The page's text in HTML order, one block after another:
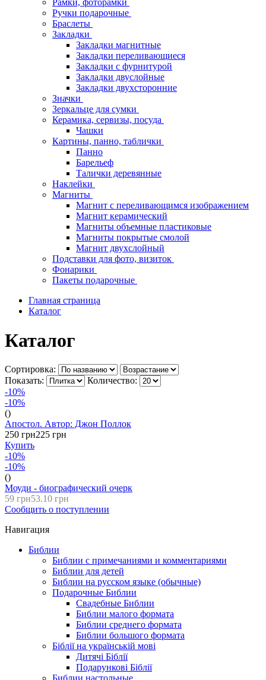
Рамки, фоторамки
Ручки подарочные
Браслеты
Закладки
Закладки магнитные
Закладки переливающиеся
Закладки с фурнитурой
Закладки двуслойные
Закладки двухсторонние
Значки
Зеркальце для сумки
Керамика, сервизы, посуда
Чашки
Картины, панно, таблички
Панно
Барельеф
Талички деревянные
Наклейки
Магниты
Магнит с переливающимся изображением
Магнит керамический
Магниты объемные пластиковые
Магниты покрытые смолой
Магнит двухслойный
Подставки для фото, визиток
Фонарики
Пакеты подарочные
Главная страница
Каталог
Каталог
Сортировка:
Показать:
Количество:
-10%
-10%
()
Апостол. Автор: Джон Поллок
250 грн225 грн
Купить
-10%
-10%
()
Моуди - биографический очерк
59 грн53.10 грн
Сообщить о поступлении
Навигация
Библии
Библии с примечаниями и комментариями
Библии для детей
Библии на русском языке (обычные)
Подарочные Библии
Свадебные Библии
Библии малого формата
Библии среднего формата
Библии большого формата
Біблії на українській мові
Дитячі Біблії
Подарункові Біблії